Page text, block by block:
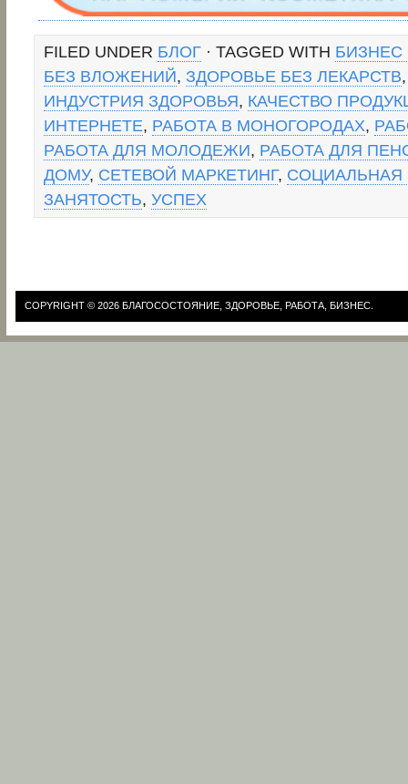
FILED UNDER БЛОГ · TAGGED WITH БИЗНЕС
БЕЗ ВЛОЖЕНИЙ, ЗДОРОВЬЕ БЕЗ ЛЕКАРСТВ
ИНДУСТРИЯ ЗДОРОВЬЯ, КАЧЕСТВО
ИНТЕРНЕТЕ, РАБОТА В МОНОГОРОДАХ,
РАБОТА ДЛЯ МОЛОДЕЖИ, РАБОТА ДЛЯ
ДОМУ, СЕТЕВОЙ МАРКЕТИНГ, СОЦИАЛЬНАЯ
ЗАНЯТОСТЬ, УСПЕХ
COPYRIGHT © 2026 БЛАГОСОСТОЯНИЕ, ЗДОРОВЬЕ, РАБОТА, БИЗНЕС.